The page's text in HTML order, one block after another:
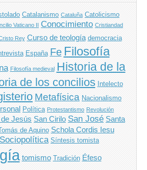
Catalanismo Cataluña Catolicismo
Vaticano II Conocimiento Cristiandad
Rey Curso de teología democracia
España Fe Filosofía
Filosofía medieval Historia de la
de los concilios Intelecto
Metafísica Nacionalismo
Política Protestantismo Revolución
Jesús San Cirilo San José Santa
de Aquino Schola Cordis Iesu
Sociopolítica Síntesis tomista
tomismo Tradición Éfeso